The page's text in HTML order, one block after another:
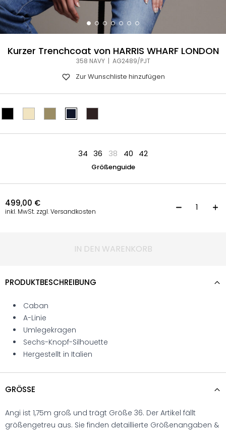
Kurzer Trenchcoat von HARRIS WHARF LONDON
358 NAVY | AG2489/PJT
Zur Wunschliste hinzufügen
34 36 38 40 42
Größenguide
499,00 €
inkl. MwSt. zzgl. Versandkosten
IN DEN WARENKORB
PRODUKTBESCHREIBUNG
Caban
A-Linie
Umlegekragen
Sechs-Knopf-Silhouette
Hergestellt in Italien
GRÖSSE
Angi ist 1,75m groß und trägt Größe 36. Der Artikel fällt
größengetreu aus. Sie finden detaillierte Größenangaben &